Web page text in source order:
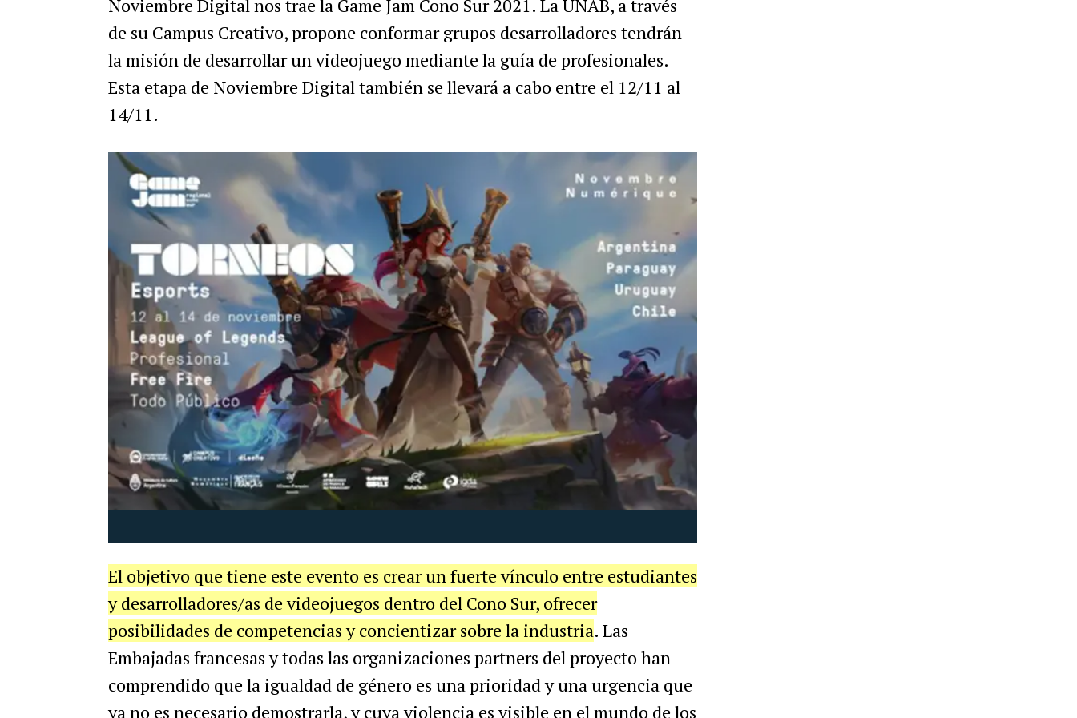
Noviembre Digital nos trae la Game Jam Cono Sur 2021. La UNAB, a través
de su Campus Creativo, propone conformar grupos desarrolladores tendrán
la misión de desarrollar un videojuego mediante la guía de profesionales.
Esta etapa de Noviembre Digital también se llevará a cabo entre el 12/11 al
14/11.
El objetivo que tiene este evento es crear un fuerte vínculo entre estudiantes
y desarrolladores/as de videojuegos dentro del Cono Sur, ofrecer
posibilidades de competencias y concientizar sobre la industria. Las
Embajadas francesas y todas las organizaciones partners del proyecto han
comprendido que la igualdad de género es una prioridad y una urgencia que
ya no es necesario demostrarla, y cuya violencia es visible en el mundo de los